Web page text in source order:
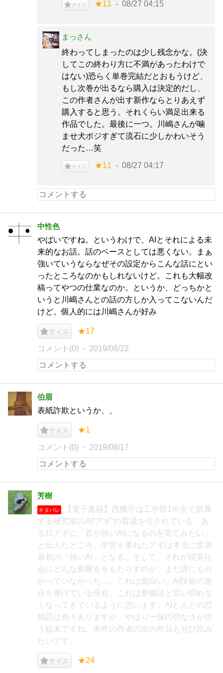
ナイス ★11 08/27 04:15
まっさん
終わってしまったのは少し残念かな。(決
してこの終わり方に不満があったわけで
はない)恐らく単巻完結だとおもうけど、
もし次巻が出るなら購入は決定的だし、
この作者さんが出す新作ならとりあえず
購入すると思う。それくらい満足出来る
作品でした。最後に一つ。川嶋さんが噛
ませ犬ポジすぎて流石に少しかわいそう
だった…笑
ナイス ★11 08/27 04:17
中性色
やばいですね。というわけで、AIとそれによる未
来的なお話。話のベースとしては悪くない。まぁ
強いていうならなぜその設定からこんな話にとい
ったところなのかもしれないけど。これも大幅改
稿ってやつの仕業なのか。というか、どっちかと
いうと川嶋さんとの話の方しか入ってこないんだ
けど。個人的には川嶋さんが好み
ナイス ★17
コメント(0) 2019/08/22
伯眉
表紙詐欺というか、、
ナイス ★1
コメント(0) 2019/08/17
芳樹
ネタバレ
【電子書籍】西機守は工学部1年生で所属
する研究室のAI”アギ”の育成を任されている。あ
る日アギに「君が強いAIになるのを見てみたい」
と伝えたところ、学習を重ねたアギは本当に世界
最初の「強いAI」となる。そして、それが現実社
会にどんな影響ををもたらすのか、まだ誰にも分
かっていなかった…。これは面白い。AI技術の進
歩を遂げている現在、これは夢物語と言い切れな
くなってきているように思います。AIと人との恋
物語は色々ありますが、やはり一抹の切なさが伴
う結末ですね。本作の作者の次の作品もぜひ読み
たいです。
ナイス ★24